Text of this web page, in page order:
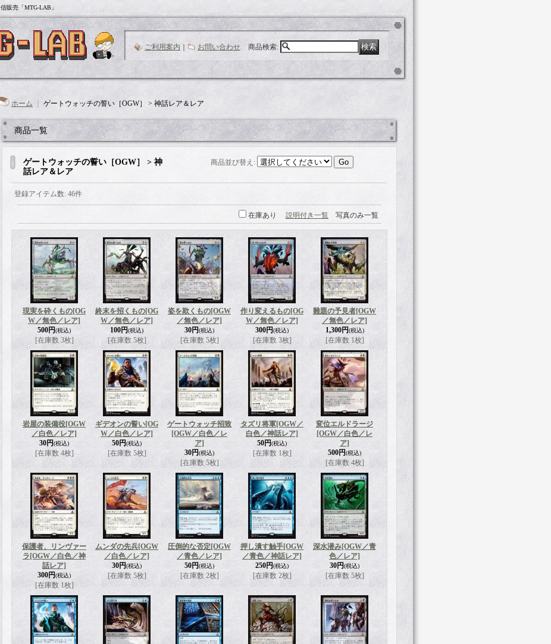
販売「MTG-LAB」
ご利用案内 お問い合わせ 商品検索:
ホーム ゲートウォッチの誓い［OGW］ > 神話レア＆レア
商品一覧
ゲートウォッチの誓い［OGW］ > 神
話レア＆レア
商品並び替え :
登録アイテム数: 46件
在庫あり 説明付き一覧 写真のみ一覧
現実を砕くもの[OG
W／無色／レア]
500円(税込)
[在庫数 3枚]
終末を招くもの[OG
W／無色／レア]
100円(税込)
[在庫数 5枚]
姿を欺くもの[OGW
／無色／レア]
30円(税込)
[在庫数 5枚]
作り変えるもの[OG
W／無色／レア]
300円(税込)
[在庫数 3枚]
難題の予見者[OGW
／無色／レア]
1,300円(税込)
[在庫数 1枚]
岩屋の装備役[OGW
／白色／レア]
30円(税込)
[在庫数 4枚]
ギデオンの誓い[OG
W／白色／レア]
50円(税込)
[在庫数 5枚]
ゲートウォッチ招致
[OGW／白色／レ
ア]
30円(税込)
[在庫数 5枚]
タズリ将軍[OGW／
白色／神話レア]
50円(税込)
[在庫数 1枚]
変位エルドラージ
[OGW／白色／レ
ア]
500円(税込)
[在庫数 4枚]
保護者、リンヴァー
ラ [OGW／白色／神
話レア]
300円(税込)
[在庫数 1枚]
ムンダの先兵[OGW
／白色／レア]
30円(税込)
[在庫数 5枚]
圧倒的な否定 [OGW
／青色／レア]
50円(税込)
[在庫数 2枚]
押し潰す触手[OGW
／青色／神話レア]
250円(税込)
[在庫数 2枚]
深水潜み[OGW／青
色／レア]
30円(税込)
[在庫数 5枚]